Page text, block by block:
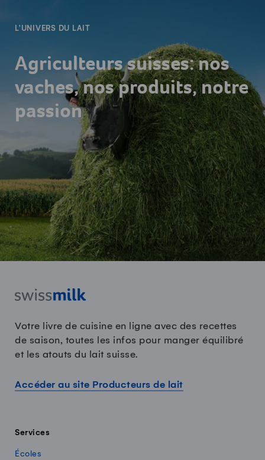
L'UNIVERS DU LAIT
Agriculteurs suisses: nos
vaches, nos produits, notre
passion
Votre livre de cuisine en ligne avec des recettes
de saison, toutes les infos pour manger équilibré
et les atouts du lait suisse.
Accéder au site Producteurs de lait
Services
Écoles